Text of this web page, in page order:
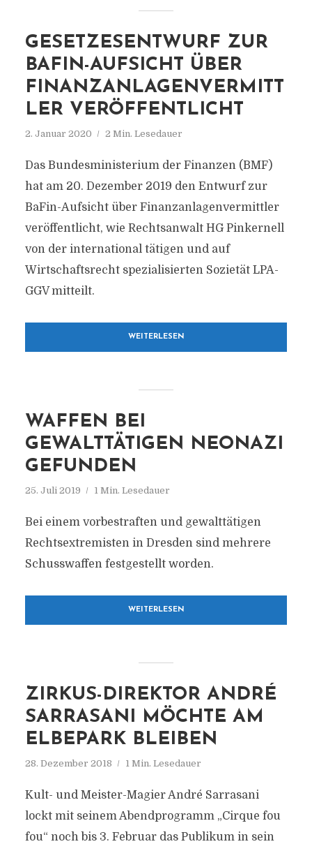
GESETZESENTWURF ZUR
BAFIN-AUFSICHT ÜBER
FINANZANLAGENVERMITT
LER VERÖFFENTLICHT
2. Januar 2020 2 Min. Lesedauer
Das Bundesministerium der Finanzen (BMF)
hat am 20. Dezember 2019 den Entwurf zur
BaFin-Aufsicht über Finanzanlagenvermittler
veröffentlicht, wie Rechtsanwalt HG Pinkernell
von der international tätigen und auf
Wirtschaftsrecht spezialisierten Sozietät LPA-
GGV mitteilt.
WEITERLESEN
WAFFEN BEI
GEWALTTÄTIGEN NEONAZI
GEFUNDEN
25. Juli 2019 1 Min. Lesedauer
Bei einem vorbestraften und gewalttätigen
Rechtsextremisten in Dresden sind mehrere
Schusswaffen festgestellt worden.
WEITERLESEN
ZIRKUS-DIREKTOR ANDRÉ
SARRASANI MÖCHTE AM
ELBEPARK BLEIBEN
28. Dezember 2018 1 Min. Lesedauer
Kult- und Meister-Magier André Sarrasani
lockt mit seinem Abendprogramm „Cirque fou
fou“ noch bis 3. Februar das Publikum in sein